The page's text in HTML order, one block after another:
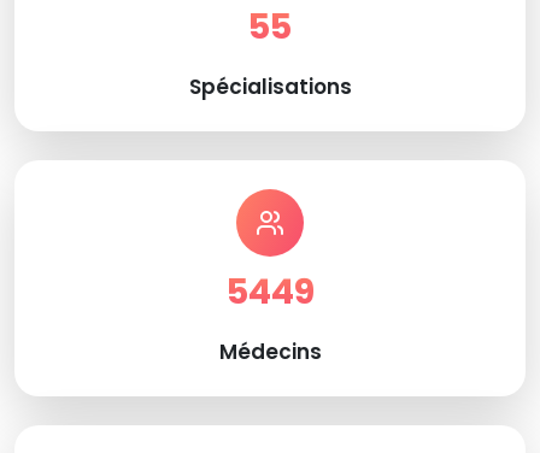
55
Spécialisations
5449
Médecins